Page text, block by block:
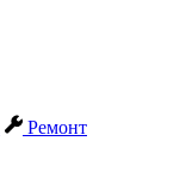
Ремонт